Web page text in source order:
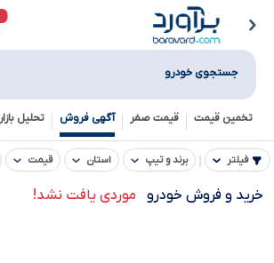
جستجوی خودرو
تخمین قیمت قیمت صفر آگهی فروش تحلیل بازار
فیلتر برند و تیپ استان قیمت
خرید و فروش خودرو موردی یافت نشد!